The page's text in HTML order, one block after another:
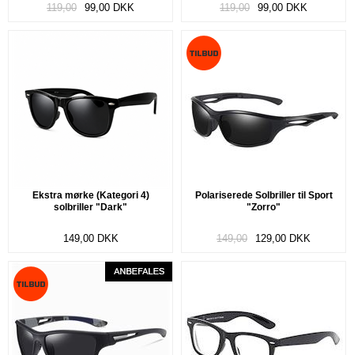
119,00 99,00 DKK 119,00 99,00 DKK
Ekstra mørke (Kategori 4)
solbriller "Dark"
149,00 DKK
Polariserede Solbriller til Sport
"Zorro"
149,00 129,00 DKK